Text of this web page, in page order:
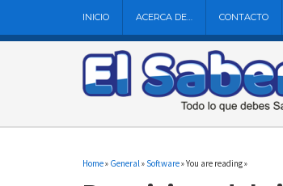
INICIO ACERCA DE… CONTACTO
Home» General» Software» You are reading »